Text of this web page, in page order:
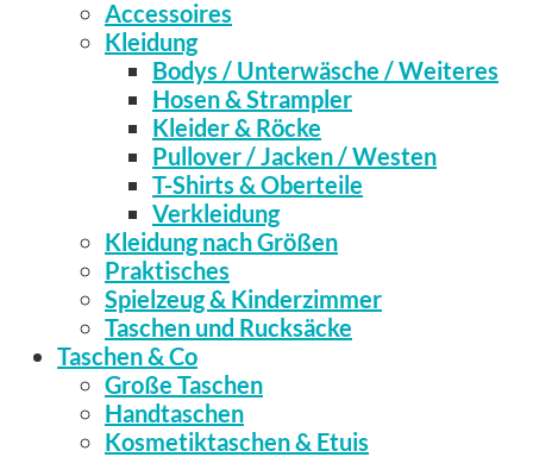
Accessoires
Kleidung
Bodys / Unterwäsche / Weiteres
Hosen & Strampler
Kleider & Röcke
Pullover / Jacken / Westen
T-Shirts & Oberteile
Verkleidung
Kleidung nach Größen
Praktisches
Spielzeug & Kinderzimmer
Taschen und Rucksäcke
Taschen & Co
Große Taschen
Handtaschen
Kosmetiktaschen & Etuis